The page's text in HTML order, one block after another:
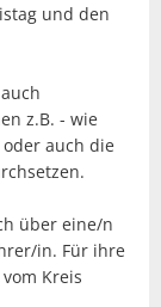
und den
z.B. - wie
auch die
über eine/n
in. Für ihre
Kreis